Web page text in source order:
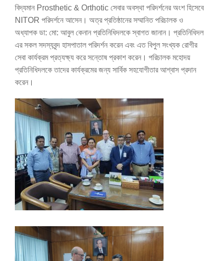
বিদ্যমান Prosthetic & Orthotic সেবার অবস্থা পরিদর্শনের অংশ হিসেবে
NITOR পরিদর্শনে আসেন। অত্র প্রতিষ্ঠানের সম্মানিত পরিচালক ও
অধ্যাপক ডা: মো: আবুল কেনান প্রতিনিধিদলকে স্বাগত জানান। প্রতিনিধিদল
এর সকল সদস্যবৃন্দ হাসপাতাল পরিদর্শন করেন এবং এত বিপুল সংখ্যক রোগীর
সেবা কার্যক্রম প্রত্যক্ষ্য করে সন্তোষ প্রকাশ করেন। পরিচালক মহোদয়
প্রতিনিধিদলকে তাদের কার্যক্রমের জন্য সার্বিক সহযোগীতার আশ্বাস প্রদান
করেন।